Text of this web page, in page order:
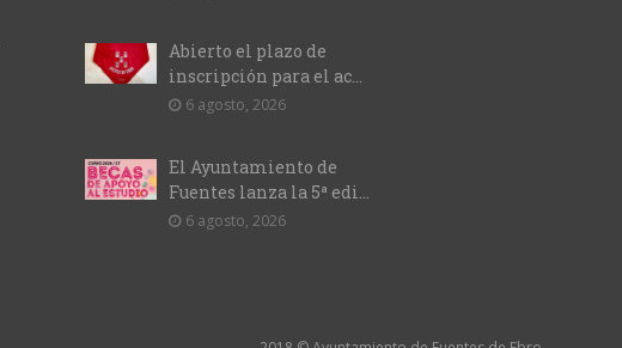
Abierto el plazo de
inscripción para el ac...
6 agosto, 2026
El Ayuntamiento de
Fuentes lanza la 5ª edi...
6 agosto, 2026